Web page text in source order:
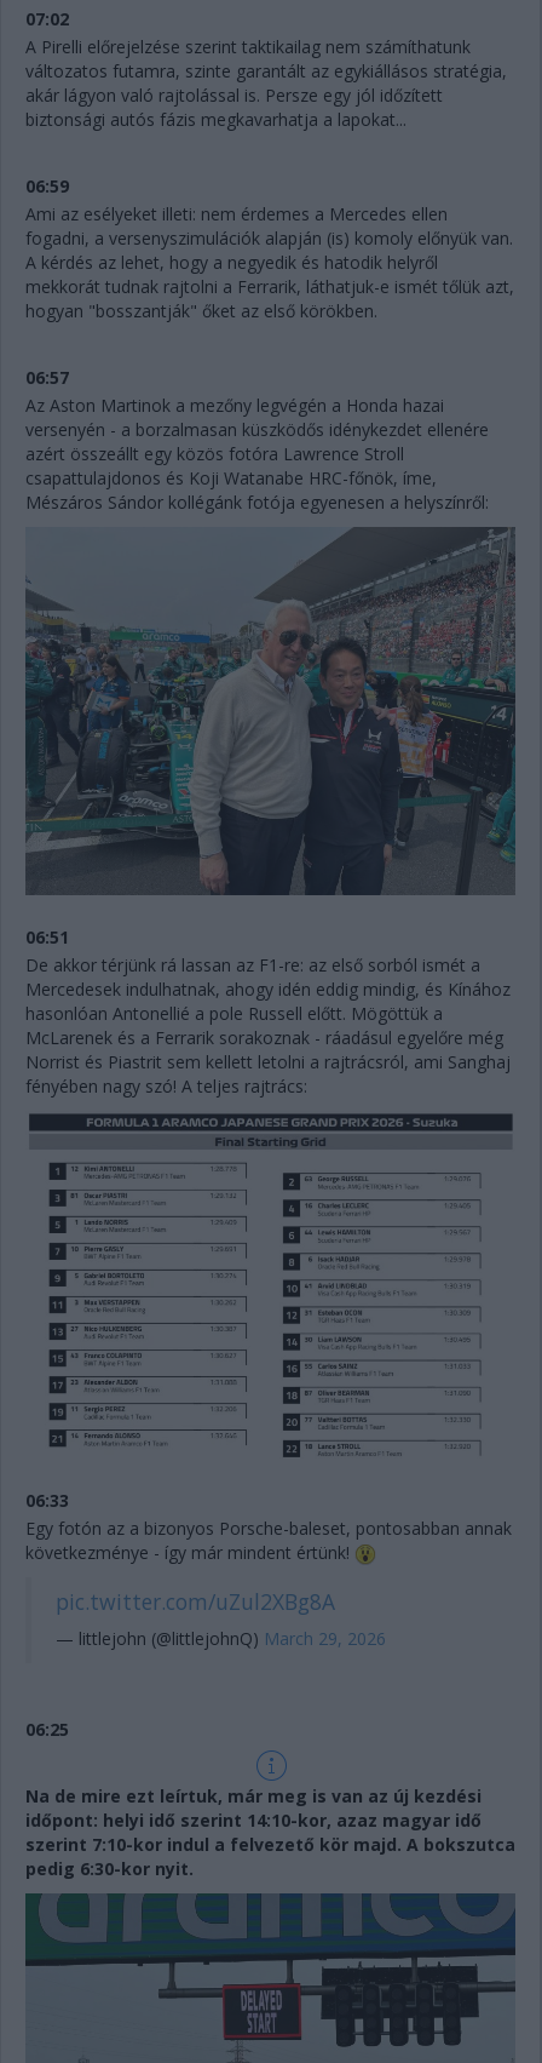
07:02
A Pirelli előrejelzése szerint taktikailag nem számíthatunk
változatos futamra, szinte garantált az egykiállásos stratégia,
akár lágyon való rajtolással is. Persze egy jól időzített
biztonsági autós fázis megkavarhatja a lapokat...
06:59
Ami az esélyeket illeti: nem érdemes a Mercedes ellen
fogadni, a versenyszimulációk alapján (is) komoly előnyük van.
A kérdés az lehet, hogy a negyedik és hatodik helyről
mekkorát tudnak rajtolni a Ferrarik, láthatjuk-e ismét tőlük azt,
hogyan "bosszantják" őket az első körökben.
06:57
Az Aston Martinok a mezőny legvégén a Honda hazai
versenyén - a borzalmasan küszködős idénykezdet ellenére
azért összeállt egy közös fotóra Lawrence Stroll
csapattulajdonos és Koji Watanabe HRC-főnök, íme,
Mészáros Sándor kollégánk fotója egyenesen a helyszínről:
06:51
De akkor térjünk rá lassan az F1-re: az első sorból ismét a
Mercedesek indulhatnak, ahogy idén eddig mindig, és Kínához
hasonlóan Antonellié a pole Russell előtt. Mögöttük a
McLarenek és a Ferrarik sorakoznak - ráadásul egyelőre még
Norrist és Piastrit sem kellett letolni a rajtrácsról, ami Sanghaj
fényében nagy szó! A teljes rajtrács:
06:33
Egy fotón az a bizonyos Porsche-baleset, pontosabban annak
következménye - így már mindent értünk!
pic.twitter.com/uZul2XBg8A
— littlejohn (@littlejohnQ) March 29, 2026
06:25
Na de mire ezt leírtuk, már meg is van az új kezdési
időpont: helyi idő szerint 14:10-kor, azaz magyar idő
szerint 7:10-kor indul a felvezető kör majd. A bokszutca
pedig 6:30-kor nyit.